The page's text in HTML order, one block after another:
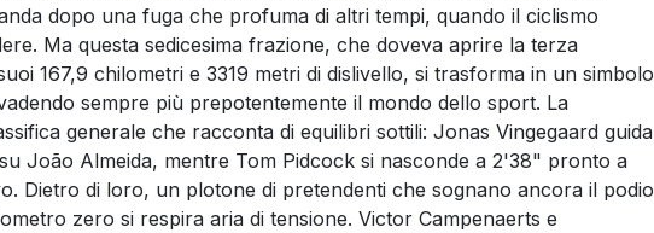
dopo una fuga che profuma di altri tempi, quando il ciclismo
Ma questa sedicesima frazione, che doveva aprire la terza
167,9 chilometri e 3319 metri di dislivello, si trasforma in un simbolo
sempre più prepotentemente il mondo dello sport. La
generale che racconta di equilibri sottili: Jonas Vingegaard guida
João Almeida, mentre Tom Pidcock si nasconde a 2'38" pronto a
Dietro di loro, un plotone di pretendenti che sognano ancora il podio
zero si respira aria di tensione. Victor Campenaerts e